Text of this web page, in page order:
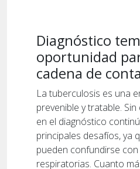
Diagnóstico
oportunidad
cadena de
La tuberculosis es una
prevenible y tratable.
en el diagnóstico
principales desafíos, ya
pueden confundirse
respiratorias. Cuanto